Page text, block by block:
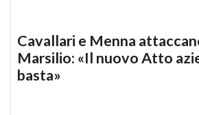
Cavallari e Menna
Marsilio: «Il nuovo Atto
basta»